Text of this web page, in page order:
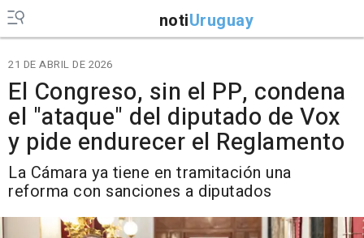
notiUruguay
21 DE ABRIL DE 2026
El Congreso, sin el PP, condena
el "ataque" del diputado de Vox
y pide endurecer el Reglamento
La Cámara ya tiene en tramitación una
reforma con sanciones a diputados